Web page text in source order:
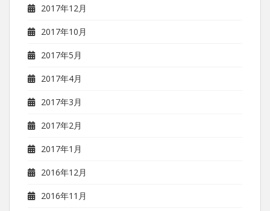
2017年12月
2017年10月
2017年5月
2017年4月
2017年3月
2017年2月
2017年1月
2016年12月
2016年11月